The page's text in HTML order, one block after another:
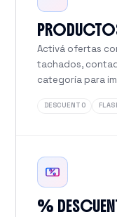
Activá ofertas
tachados,
categoría para
DESCUENTO
%